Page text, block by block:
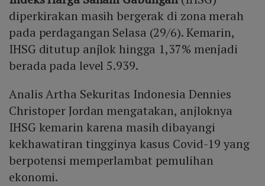
diperkirakan masih bergerak di zona merah
pada perdagangan Selasa (29/6). Kemarin,
IHSG ditutup anjlok hingga 1,37% menjadi
berada pada level 5.939.
Analis Artha Sekuritas Indonesia Dennies
Christoper Jordan mengatakan, anjloknya
IHSG kemarin karena masih dibayangi
kekhawatiran tingginya kasus Covid-19 yang
berpotensi memperlambat pemulihan
ekonomi.